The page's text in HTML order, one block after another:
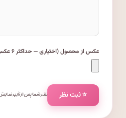
عکس از محصول (اختیاری — حداکثر ۶ عکس، هر کدام تا ۳ مگابایت)
⭐ ثبت نظر نظر شما پس از تأیید